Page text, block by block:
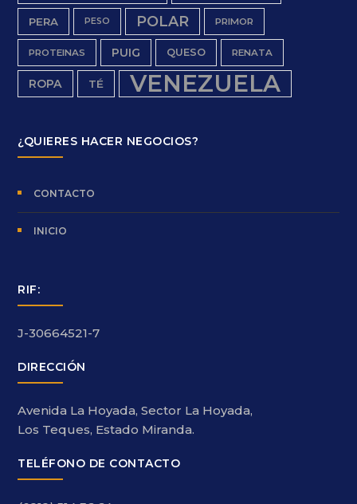
PERA PESO POLAR PRIMOR
PROTEINAS PUIG QUESO RENATA
ROPA TÉ VENEZUELA
¿QUIERES HACER NEGOCIOS?
CONTACTO
INICIO
RIF:
J-30664521-7
DIRECCIÓN
Avenida La Hoyada, Sector La Hoyada,
Los Teques, Estado Miranda.
TELÉFONO DE CONTACTO